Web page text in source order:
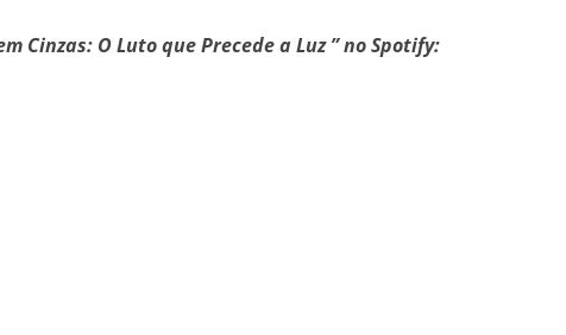
Cinzas: O Luto que Precede a Luz ” no Spotify: